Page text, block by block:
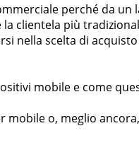
perché da
clientela più
nella scelta di
mobile e come
o, meglio